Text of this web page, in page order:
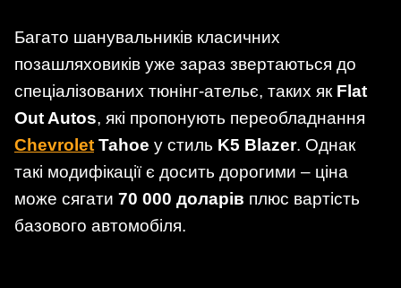
Багато шанувальників класичних
позашляховиків уже зараз звертаються до
спеціалізованих тюнінг-ательє, таких як Flat
Out Autos, які пропонують переобладнання
Chevrolet Tahoe у стиль K5 Blazer. Однак
такі модифікації є досить дорогими – ціна
може сягати 70 000 доларів плюс вартість
базового автомобіля.